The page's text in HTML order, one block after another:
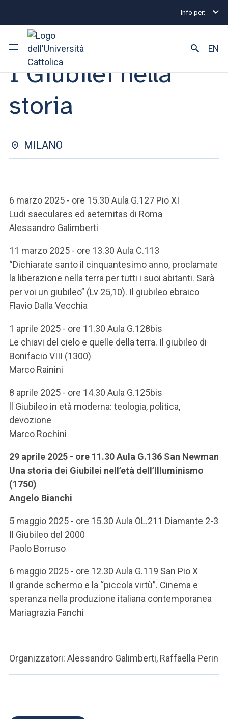
Info per:
Ateneo
Corsi di studio
Ricerca
Facoltà e campus
ACCEDI ALLA MAIL ICATT
SEI UN DOCENTE O UN MEMBRO DELLO STAFF
ACCEDI A CLOUDMAIL
EN
Eventi Milano 2025 I Giubilei nella storia
CICLO DI LEZIONI | 29 APRILE 2025
I Giubilei nella
storia
MILANO
6 marzo 2025 - ore 15.30 Aula G.127 Pio XI
Ludi saeculares ed aeternitas di Roma
Alessandro Galimberti
11 marzo 2025 - ore 13.30 Aula C.113
“Dichiarate santo il cinquantesimo anno, proclamate
la liberazione nella terra per tutti i suoi abitanti. Sarà
per voi un giubileo” (Lv 25,10). Il giubileo ebraico
Flavio Dalla Vecchia
1 aprile 2025 - ore 11.30 Aula G.128bis
Le chiavi del cielo e quelle della terra. Il giubileo di
Bonifacio VIII (1300)
Marco Rainini
8 aprile 2025 - ore 14.30 Aula G.125bis
ll Giubileo in età moderna: teologia, politica,
devozione
Marco Rochini
29 aprile 2025 - ore 11.30 Aula G.136 San Newman
Una storia dei Giubilei nell’età dell’Illuminismo
(1750)
Angelo Bianchi
5 maggio 2025 - ore 15.30 Aula OL.211 Diamante 2-3
Il Giubileo del 2000
Paolo Borruso
6 maggio 2025 - ore 12.30 Aula G.119 San Pio X
Il grande schermo e la “piccola virtù”. Cinema e
speranza nella produzione italiana contemporanea
Mariagrazia Fanchi
Organizzatori: Alessandro Galimberti, Raffaella Perin